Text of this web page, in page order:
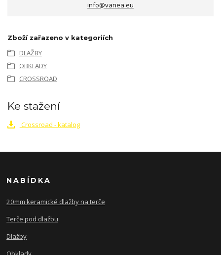
info@vanea.eu
Zboží zařazeno v kategoriích
DLAŽBY
OBKLADY
CROSSROAD
Ke stažení
Crossroad - katalog
NABÍDKA
20mm keramické dlažby na terče
Terče pod dlažbu
Dlažby